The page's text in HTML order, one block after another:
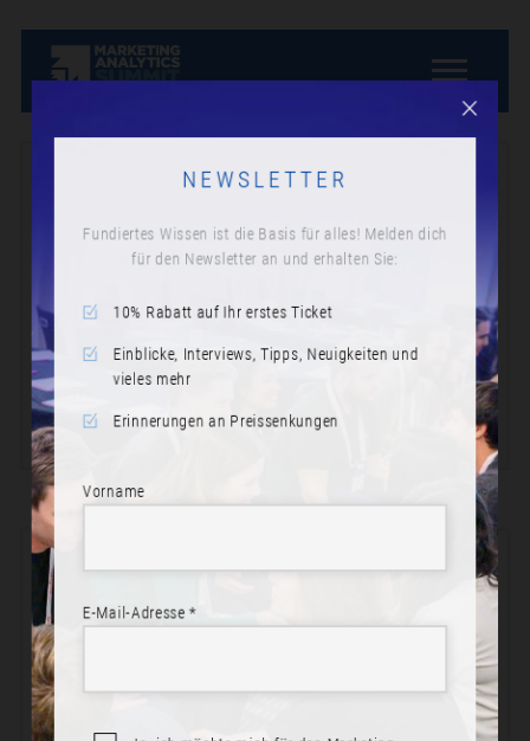
MITTAGSPAUSE
Datum:
Donnerstag, 16. November 2023
Zeit:
12:15
BEREIT ZUR TEILNAHME?
Jetzt anmelden! Schließen Sie sich Ihren Kollegen an.
für den Newsletter an und erhalten Sie:
Einblicke, Interviews, Tipps, Neuigkeiten und
vieles mehr
Erinnerungen an Preissenkungen
Vorname
E-Mail-Adresse *